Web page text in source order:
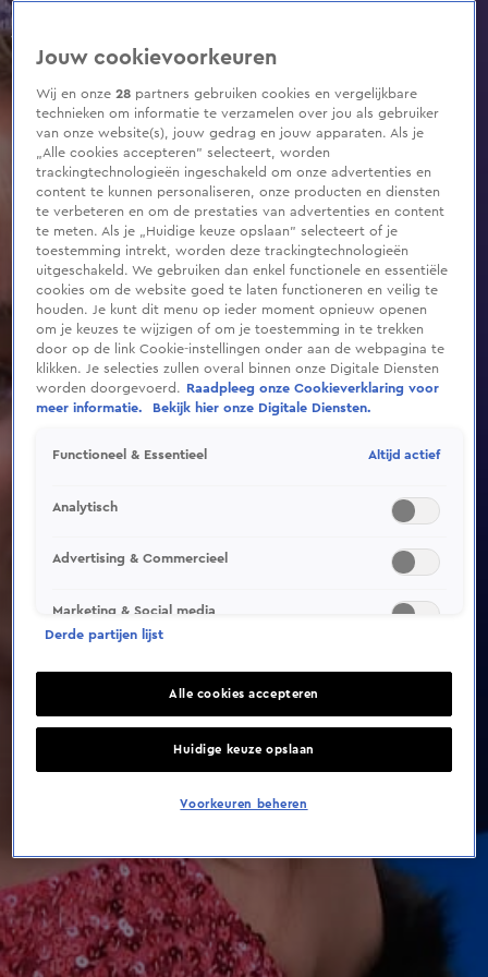
0
seconds
of
Jouw cookievoorkeuren
Wij en onze28 partners gebruiken cookies en vergelijkbare
technieken om informatie te verzamelen over jou als gebruiker
van onze website(s), jouw gedrag en jouw apparaten. Als je
„Alle cookies accepteren” selecteert, worden
trackingtechnologieën ingeschakeld om onze advertenties en
content te kunnen personaliseren, onze producten en diensten
te verbeteren en om de prestaties van advertenties en content
te meten. Als je „Huidige keuze opslaan” selecteert of je
toestemming intrekt, worden deze trackingtechnologieën
uitgeschakeld. We gebruiken dan enkel functionele en essentiële
cookies om de website goed te laten functioneren en veilig te
houden. Je kunt dit menu op ieder moment opnieuw openen
om je keuzes te wijzigen of om je toestemming in te trekken
door op de link Cookie-instellingen onder aan de webpagina te
klikken. Je selecties zullen overal binnen onze Digitale Diensten
worden doorgevoerd.
Raadpleeg onze Cookieverklaring voor
meer informatie.
Bekijk hier onze Digitale Diensten.
Functioneel & Essentieel Altijd actief
Analytisch
Advertising & Commercieel
Marketing & Social media
Derde partijen lijst
Alle cookies accepteren
Huidige keuze opslaan
Voorkeuren beheren